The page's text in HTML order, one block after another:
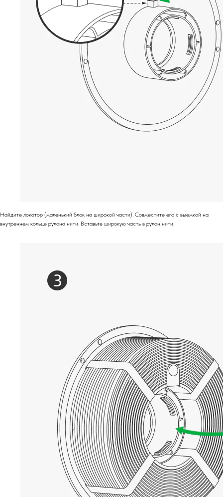
Найдите локатор (маленький блок на широкой части). Совместите его с выемкой на
внутреннем кольце рулона нити. Вставьте широкую часть в рулон нити.